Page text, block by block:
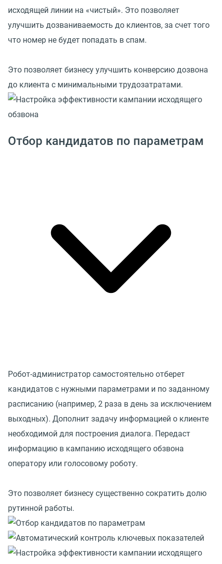
исходящей линии на «чистый». Это позволяет
улучшить дозваниваемость до клиентов, за счет того
что номер не будет попадать в спам.
Это позволяет бизнесу улучшить конверсию дозвона
до клиента с минимальными трудозатратами.
Отбор кандидатов по параметрам
Робот-администратор самостоятельно отберет
кандидатов с нужными параметрами и по заданному
расписанию (например, 2 раза в день за исключением
выходных). Дополнит задачу информацией о клиенте
необходимой для построения диалога. Передаст
информацию в кампанию исходящего обзвона
оператору или голосовому роботу.
Это позволяет бизнесу существенно сократить долю
рутинной работы.